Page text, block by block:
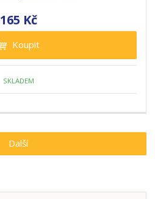
165 Kč
Koupit
SKLADEM
Další